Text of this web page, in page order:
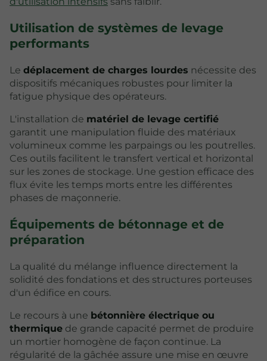
Utilisation de systèmes de levage
performants
Le déplacement de charges lourdes nécessite des
dispositifs mécaniques robustes pour limiter la
fatigue physique des opérateurs.
L'installation de matériel de levage certifié
garantit une manipulation fluide des matériaux
volumineux comme les parpaings ou les poutrelles.
Ces outils facilitent le transfert vertical et horizontal
sur les zones de stockage. Une gestion efficace des
flux évite les temps morts entre les différentes
phases de maçonnerie.
Équipements de bétonnage et de
préparation
La qualité du mélange influence directement la
solidité des fondations et des structures porteuses
d'un édifice en cours.
Le recours à une bétonnière électrique ou
thermique de grande capacité permet de produire
un mortier homogène de façon continue. La
régularité de la gâchée assure une mise en œuvre